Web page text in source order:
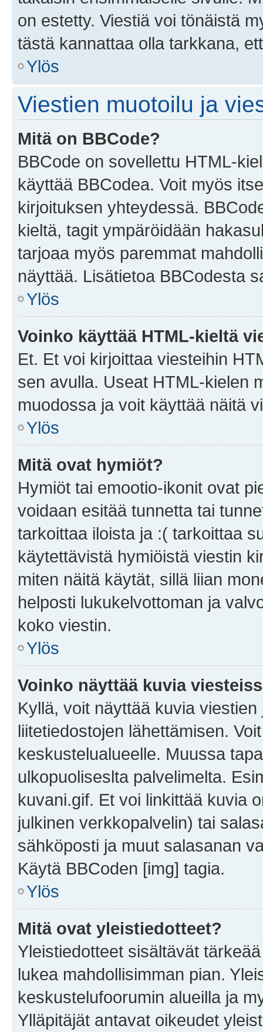
on estetty. Viestiä voi tönäistä
tästä kannattaa olla tarkkana,
Ylös
Viestien muotoilu ja
Mitä on BBCode?
BBCode on sovellettu HTML-
käyttää BBCodea. Voit myös
kirjoituksen yhteydessä.
kieltä, tagit ympäröidään
tarjoaa myös paremmat
näyttää. Lisätietoa BBCodesta
Ylös
Voinko käyttää HTML-kieltä
Et. Et voi kirjoittaa viesteihin
sen avulla. Useat HTML-kielen
muodossa ja voit käyttää näitä
Ylös
Mitä ovat hymiöt?
Hymiöt tai emootio-ikonit ovat
voidaan esitää tunnetta tai
tarkoittaa iloista ja :( tarkoittaa
käytettävistä hymiöistä viestin
miten näitä käytät, sillä liian
helposti lukukelvottoman ja
koko viestin.
Ylös
Voinko näyttää kuvia
Kyllä, voit näyttää kuvia
liitetiedostojen lähettämisen.
keskustelualueelle. Muussa
ulkopuoliseslta palvelimelta.
kuvani.gif. Et voi linkittää kuvia
julkinen verkkopalvelin) tai
sähköposti ja muut salasanan
Käytä BBCoden [img] tagia.
Ylös
Mitä ovat yleistiedotteet?
Yleistiedotteet sisältävät
lukea mahdollisimman pian.
keskustelufoorumin alueilla ja
Ylläpitäjät antavat oikeudet